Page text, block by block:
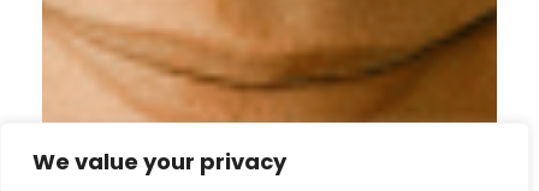
We value your privacy